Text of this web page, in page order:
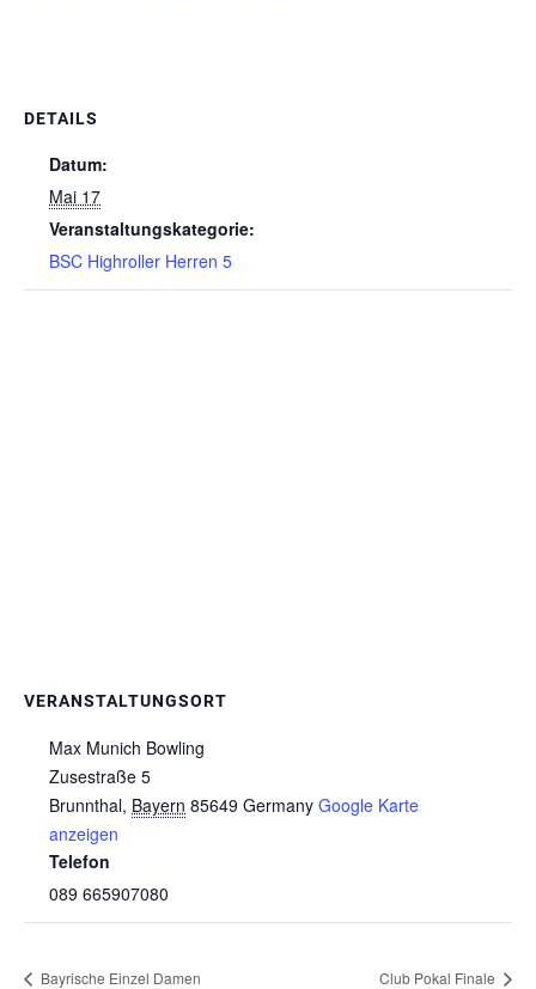
DETAILS
Datum:
Mai 17
Veranstaltungskategorie:
BSC Highroller Herren 5
VERANSTALTUNGSORT
Max Munich Bowling
Zusestraße 5
Brunnthal, Bayern 85649 Germany Google Karte
anzeigen
Telefon
089 665907080
Bayrische Einzel Damen Club Pokal Finale